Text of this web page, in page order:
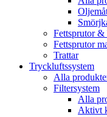
Fettsprutor
Fettsprutor
Trattar
Tryckluftssystem
Alla
Filtersystem
Alla
Aktivt